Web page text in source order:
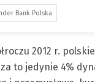
Bank Polska
2012 r.
to jedynie 4%